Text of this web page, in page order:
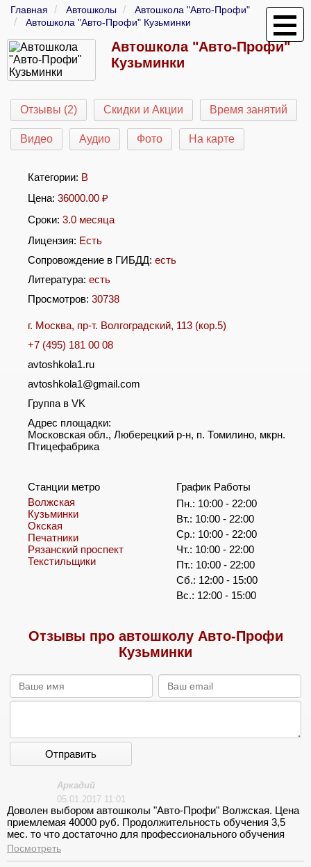
Главная Автошколы
Автошкола "Авто-Профи"
Автошкола "Авто-Профи" Кузьминки
Автошкола "Авто-Профи"
Кузьминки
Отзывы (2) Скидки и Акции Время занятий
Видео Аудио Фото На карте
Категории: B
Цена: 36000.00 ₽
Сроки: 3.0 месяца
Лицензия: Есть
Сопровождение в ГИБДД: есть
Литература: есть
Просмотров: 30738
г. Москва, пр-т. Волгоградский, 113 (кор.5)
+7 (495) 181 00 08
avtoshkola1.ru
avtoshkola1@gmail.com
Группа в VK
Адрес площадки:
Московская обл., Люберецкий р-н, п. Томилино, мкрн.
Птицефабрика
Станции метро
Волжская
Кузьминки
Окская
Печатники
Рязанский проспект
Текстильщики
График Работы
Пн.: 10:00 - 22:00
Вт.: 10:00 - 22:00
Ср.: 10:00 - 22:00
Чт.: 10:00 - 22:00
Пт.: 10:00 - 22:00
Сб.: 12:00 - 15:00
Вс.: 12:00 - 15:00
Отзывы про автошколу Авто-Профи
Кузьминки
Отправить
Аркадий
05.01.2017 11:01
Доволен выбором автошколы "Авто-Профи" Волжская. Цена
приемлемая 40000 руб. Продолжительность обучения 3,5
мес. то что достаточно для профессионального обучения
вождения. В заведении работает такая категория
подобранных специалистов, которая в единой спайке и
Посмотреть